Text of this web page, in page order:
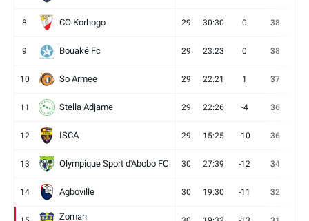
8 CO Korhogo 29 30:30 0 38
9 Bouaké Fc 29 23:23 0 38
10 So Armee 29 22:21 1 37
11 Stella Adjame 29 22:26 -4 36
12 ISCA 29 15:25 -10 36
13 Olympique Sport d'Abobo FC 30 27:39 -12 34
14 Agboville 30 19:30 -11 32
Zoman